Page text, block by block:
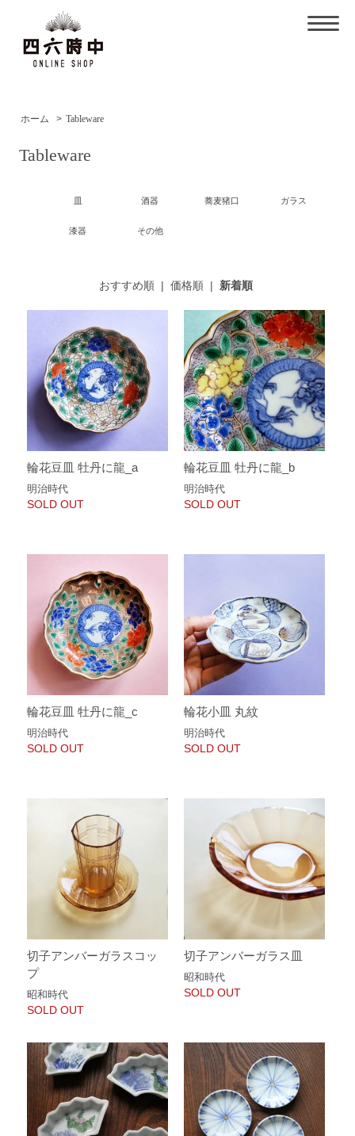
ホーム > Tableware
Tableware
酒器 蕎麦猪口 ガラス
漆器 その他
おすすめ順| 価格順| 新着順
輪花豆皿 牡丹に龍_a
明治時代
SOLD OUT
輪花豆皿 牡丹に龍_b
明治時代
SOLD OUT
輪花豆皿 牡丹に龍_c
明治時代
SOLD OUT
輪花小皿 丸紋
明治時代
SOLD OUT
切子アンバーガラスコッ
プ
昭和時代
SOLD OUT
切子アンバーガラス皿
昭和時代
SOLD OUT